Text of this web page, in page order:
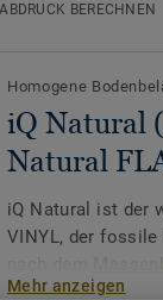
BERECHNEN
Homogene
iQ Natural
Natural
iQ Natural ist der
VINYL, der
zertifiziert. Er
Mehr anzeigen